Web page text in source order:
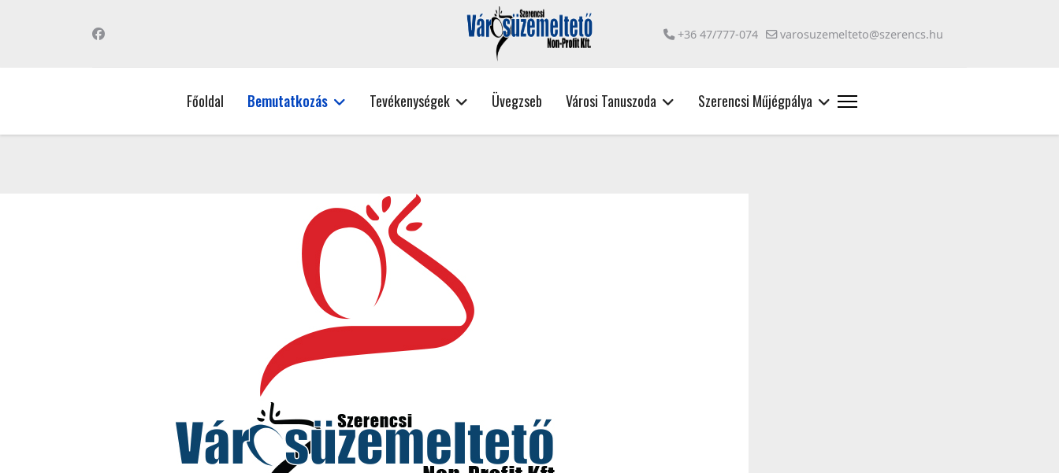
+36 47/777-074 varosuzemelteto@szerencs.hu
Főoldal Bemutatkozás Tevékenységek Üvegzseb Városi Tanuszoda Szerencsi Műjégpálya